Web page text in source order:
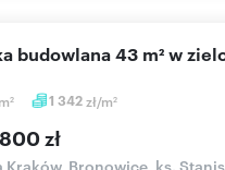
2 1 342zł/m2
budowlana 43 m² w
zł
Kraków, Bronowice, ks.